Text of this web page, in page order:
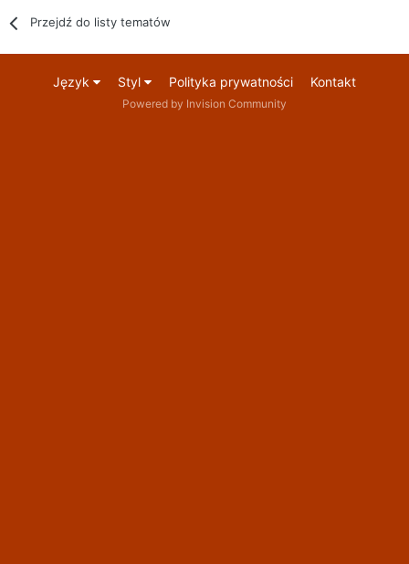
Przejdź do listy tematów
Język Styl Polityka prywatności Kontakt
Powered by Invision Community